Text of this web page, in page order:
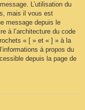
L’utilisation du
mais il vous est
message depuis le
à l’architecture du code
« [ » et « ] » à la
à propos du
depuis la page de